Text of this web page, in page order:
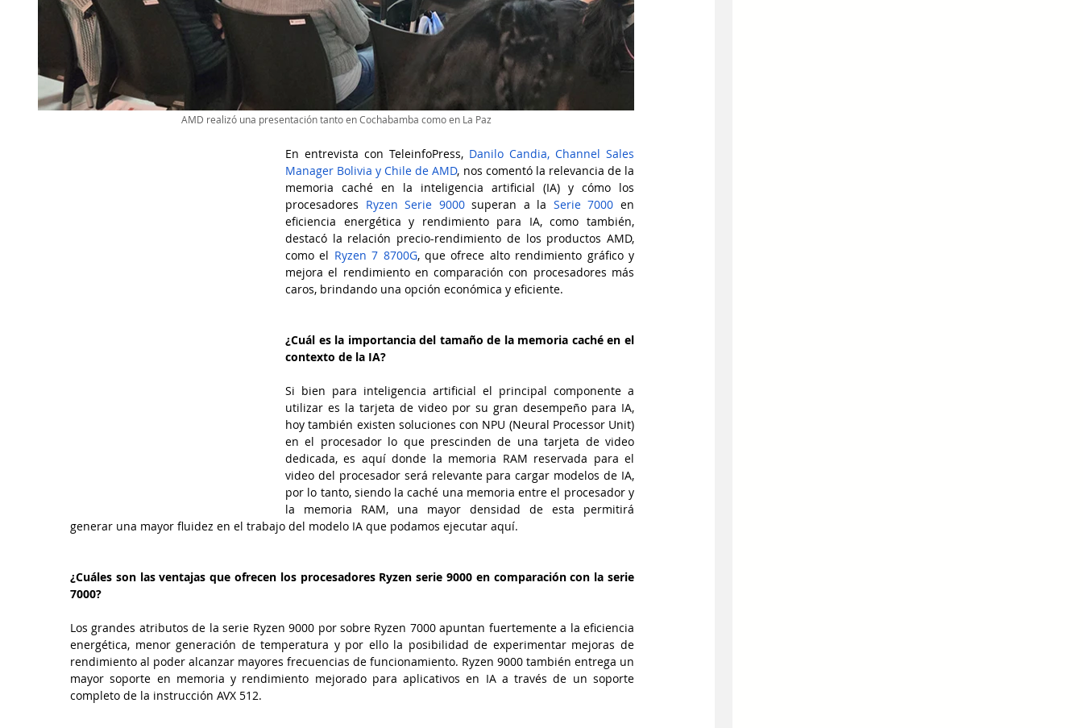
AMD realizó una presentación tanto en Cochabamba como en La Paz
En entrevista con TeleinfoPress, Danilo Candia, Channel Sales
Manager Bolivia y Chile de AMD, nos comentó la relevancia de la
memoria caché en la inteligencia artificial (IA) y cómo los
procesadores Ryzen Serie 9000 superan a la Serie 7000 en
eficiencia energética y rendimiento para IA, como también,
destacó la relación precio-rendimiento de los productos AMD,
como el Ryzen 7 8700G, que ofrece alto rendimiento gráfico y
mejora el rendimiento en comparación con procesadores más
caros, brindando una opción económica y eficiente.
¿Cuál es la importancia del tamaño de la memoria caché en el
contexto de la IA?
Si bien para inteligencia artificial el principal componente a
utilizar es la tarjeta de video por su gran desempeño para IA,
hoy también existen soluciones con NPU (Neural Processor Unit)
en el procesador lo que prescinden de una tarjeta de video
dedicada, es aquí donde la memoria RAM reservada para el
video del procesador será relevante para cargar modelos de IA,
por lo tanto, siendo la caché una memoria entre el procesador y
la memoria RAM, una mayor densidad de esta permitirá
generar una mayor fluidez en el trabajo del modelo IA que podamos ejecutar aquí.
¿Cuáles son las ventajas que ofrecen los procesadores Ryzen serie 9000 en comparación con la serie
7000?
Los grandes atributos de la serie Ryzen 9000 por sobre Ryzen 7000 apuntan fuertemente a la eficiencia
energética, menor generación de temperatura y por ello la posibilidad de experimentar mejoras de
rendimiento al poder alcanzar mayores frecuencias de funcionamiento. Ryzen 9000 también entrega un
mayor soporte en memoria y rendimiento mejorado para aplicativos en IA a través de un soporte
completo de la instrucción AVX 512.